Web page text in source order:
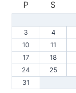
P
S
3
4
10
11
17
18
24
25
31